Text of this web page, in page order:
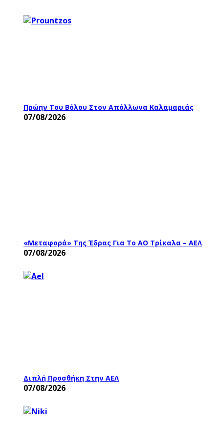
Πρώην Του Βόλου Στον Απόλλωνα Καλαμαριάς
07/08/2026
«Μεταφορά» Της Έδρας Για Το ΑΟ Τρίκαλα – ΑΕΛ
07/08/2026
Διπλή Προσθήκη Στην ΑΕΛ
07/08/2026